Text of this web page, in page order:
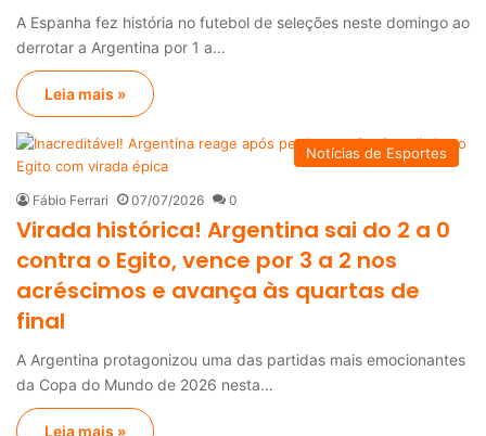
A Espanha fez história no futebol de seleções neste domingo ao
derrotar a Argentina por 1 a…
Leia mais »
Notícias de Esportes
Fábio Ferrari 07/07/2026 0
Virada histórica! Argentina sai do 2 a 0
contra o Egito, vence por 3 a 2 nos
acréscimos e avança às quartas de
final
A Argentina protagonizou uma das partidas mais emocionantes
da Copa do Mundo de 2026 nesta…
Leia mais »